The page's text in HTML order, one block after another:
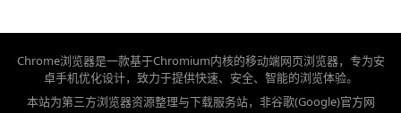
Chrome浏览器是一款基于Chromium内核的移动端网页浏览器，专为安
卓手机优化设计，致力于提供快速、安全、智能的浏览体验。
本站为第三方浏览器资源整理与下载服务站，非谷歌(Google)官方网